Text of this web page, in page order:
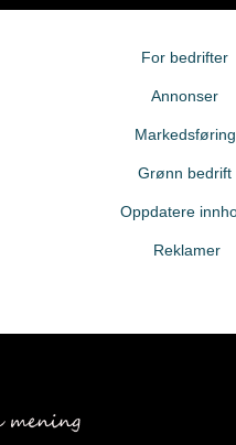
For bedrifter
Annonser
Markedsføring
Grønn bedrift
Oppdatere
Reklamer